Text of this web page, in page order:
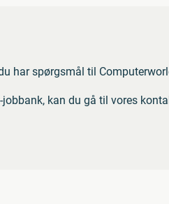
har spørgsmål til
kan du gå til vores